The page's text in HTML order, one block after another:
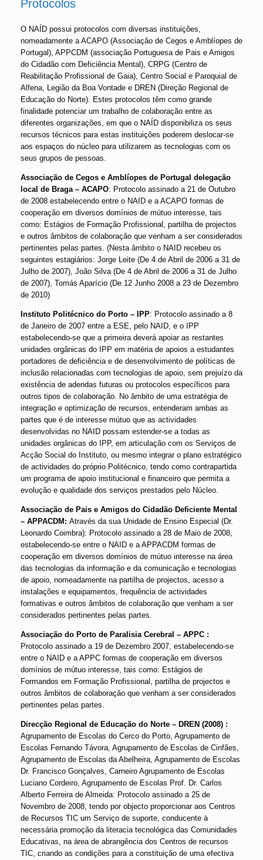
Protocolos
O NAÍD possui protocolos com diversas instituições,
nomeadamente a ACAPO (Associação de Cegos e Amblíopes de
Portugal), APPCDM (associação Portuguesa de Pais e Amigos
do Cidadão com Deficiência Mental), CRPG (Centro de
Reabilitação Profissional de Gaia), Centro Social e Paroquial de
Alfena, Legião da Boa Vontade e DREN (Direção Regional de
Educação do Norte). Estes protocolos têm como grande
finalidade potenciar um trabalho de colaboração entre as
diferentes organizações, em que o NAÍD disponibiliza os seus
recursos técnicos para estas instituições poderem deslocar-se
aos espaços do núcleo para utilizarem as tecnologias com os
seus grupos de pessoas.
Associação de Cegos e Amblíopes de Portugal delegação
local de Braga – ACAPO: Protocolo assinado a 21 de Outubro
de 2008 estabelecendo entre o NAID e a ACAPO formas de
cooperação em diversos domínios de mútuo interesse, tais
como: Estágios de Formação Profissional, partilha de projectos
e outros âmbitos de colaboração que venham a ser considerados
pertinentes pelas partes. (Nesta âmbito o NAID recebeu os
seguintes estagiários: Jorge Leite (De 4 de Abril de 2006 a 31 de
Julho de 2007), João Silva (De 4 de Abril de 2006 a 31 de Julho
de 2007), Tomás Aparício (De 12 Junho 2008 a 23 de Dezembro
de 2010)
Instituto Politécnico do Porto – IPP: Protocolo assinado a 8
de Janeiro de 2007 entre a ESE, pelo NAID, e o IPP
estabelecendo-se que a primeira deverá apoiar as restantes
unidades orgânicas do IPP em matéria de apoios a estudantes
portadores de deficiência e de desenvolvimento de políticas de
inclusão relacionadas com tecnologias de apoio, sem prejuízo da
existência de adendas futuras ou protocolos específicos para
outros tipos de colaboração. No âmbito de uma estratégia de
integração e optimização de recursos, entenderam ambas as
partes que é de interesse mútuo que as actividades
desenvolvidas no NAID possam estender-se a todas as
unidades orgânicas do IPP, em articulação com os Serviços de
Acção Social do Instituto, ou mesmo integrar o plano estratégico
de actividades do próprio Politécnico, tendo como contrapartida
um programa de apoio institucional e financeiro que permita a
evolução e qualidade dos serviços prestados pelo Núcleo.
Associação de Pais e Amigos do Cidadão Deficiente Mental
– APPACDM: Através da sua Unidade de Ensino Especial (Dr.
Leonardo Coimbra): Protocolo assinado a 28 de Maio de 2008,
estabelecendo-se entre o NAID e a APPACDM formas de
cooperação em diversos domínios de mútuo interesse na área
das tecnologias da informação e da comunicação e tecnologias
de apoio, nomeadamente na partilha de projectos, acesso a
instalações e equipamentos, frequência de actividades
formativas e outros âmbitos de colaboração que venham a ser
considerados pertinentes pelas partes.
Associação do Porto de Paralisia Cerebral – APPC :
Protocolo assinado a 19 de Dezembro 2007, estabelecendo-se
entre o NAID e a APPC formas de cooperação em diversos
domínios de mútuo interesse, tais como: Estágios de
Formandos em Formação Profissional, partilha de projectos e
outros âmbitos de colaboração que venham a ser considerados
pertinentes pelas partes.
Direcção Regional de Educação do Norte – DREN (2008) :
Agrupamento de Escolas do Cerco do Porto, Agrupamento de
Escolas Fernando Távora, Agrupamento de Escolas de Cinfães,
Agrupamento de Escolas da Abelheira, Agrupamento de Escolas
Dr. Francisco Gonçalves, Carneiro Agrupamento de Escolas
Luciano Cordeiro, Agrupamento de Escolas Prof. Dr. Carlos
Alberto Ferreira de Almeida: Protocolo assinado a 25 de
Novembro de 2008, tendo por objecto proporcionar aos Centros
de Recursos TIC um Serviço de suporte, conducente à
necessária promoção da literacia tecnológica das Comunidades
Educativas, na área de abrangência dos Centros de recursos
TIC, criando as condições para a constituição de uma efectiva